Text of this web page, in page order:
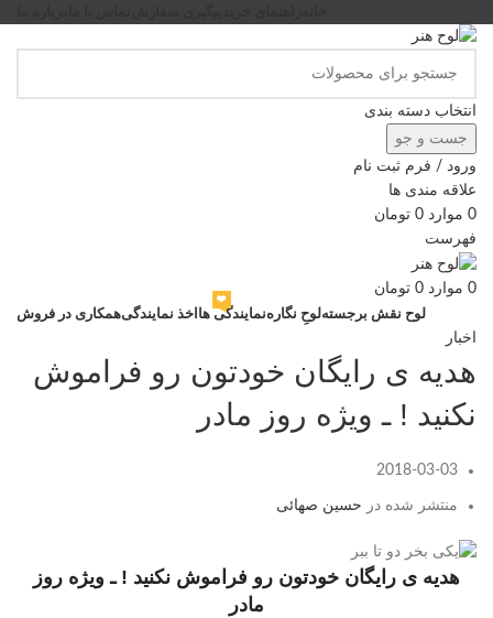
انتخاب دسته بندی
جست و جو
ورود / فرم ثبت نام
علاقه مندی ها
0 موارد 0 تومان
فهرست
0 موارد 0 تومان
لوح نقش برجستهلوحِ نگارهنمایندگی ها
❤️
اخذ نمایندگیهمکاری در فروش
اخبار
هدیه ی رایگان خودتون رو فراموش
نکنید ! ـ ویژه روز مادر
2018-03-03
منتشر شده در حسین صهائی
هدیه ی رایگان خودتون رو فراموش نکنید ! ـ ویژه روز
مادر